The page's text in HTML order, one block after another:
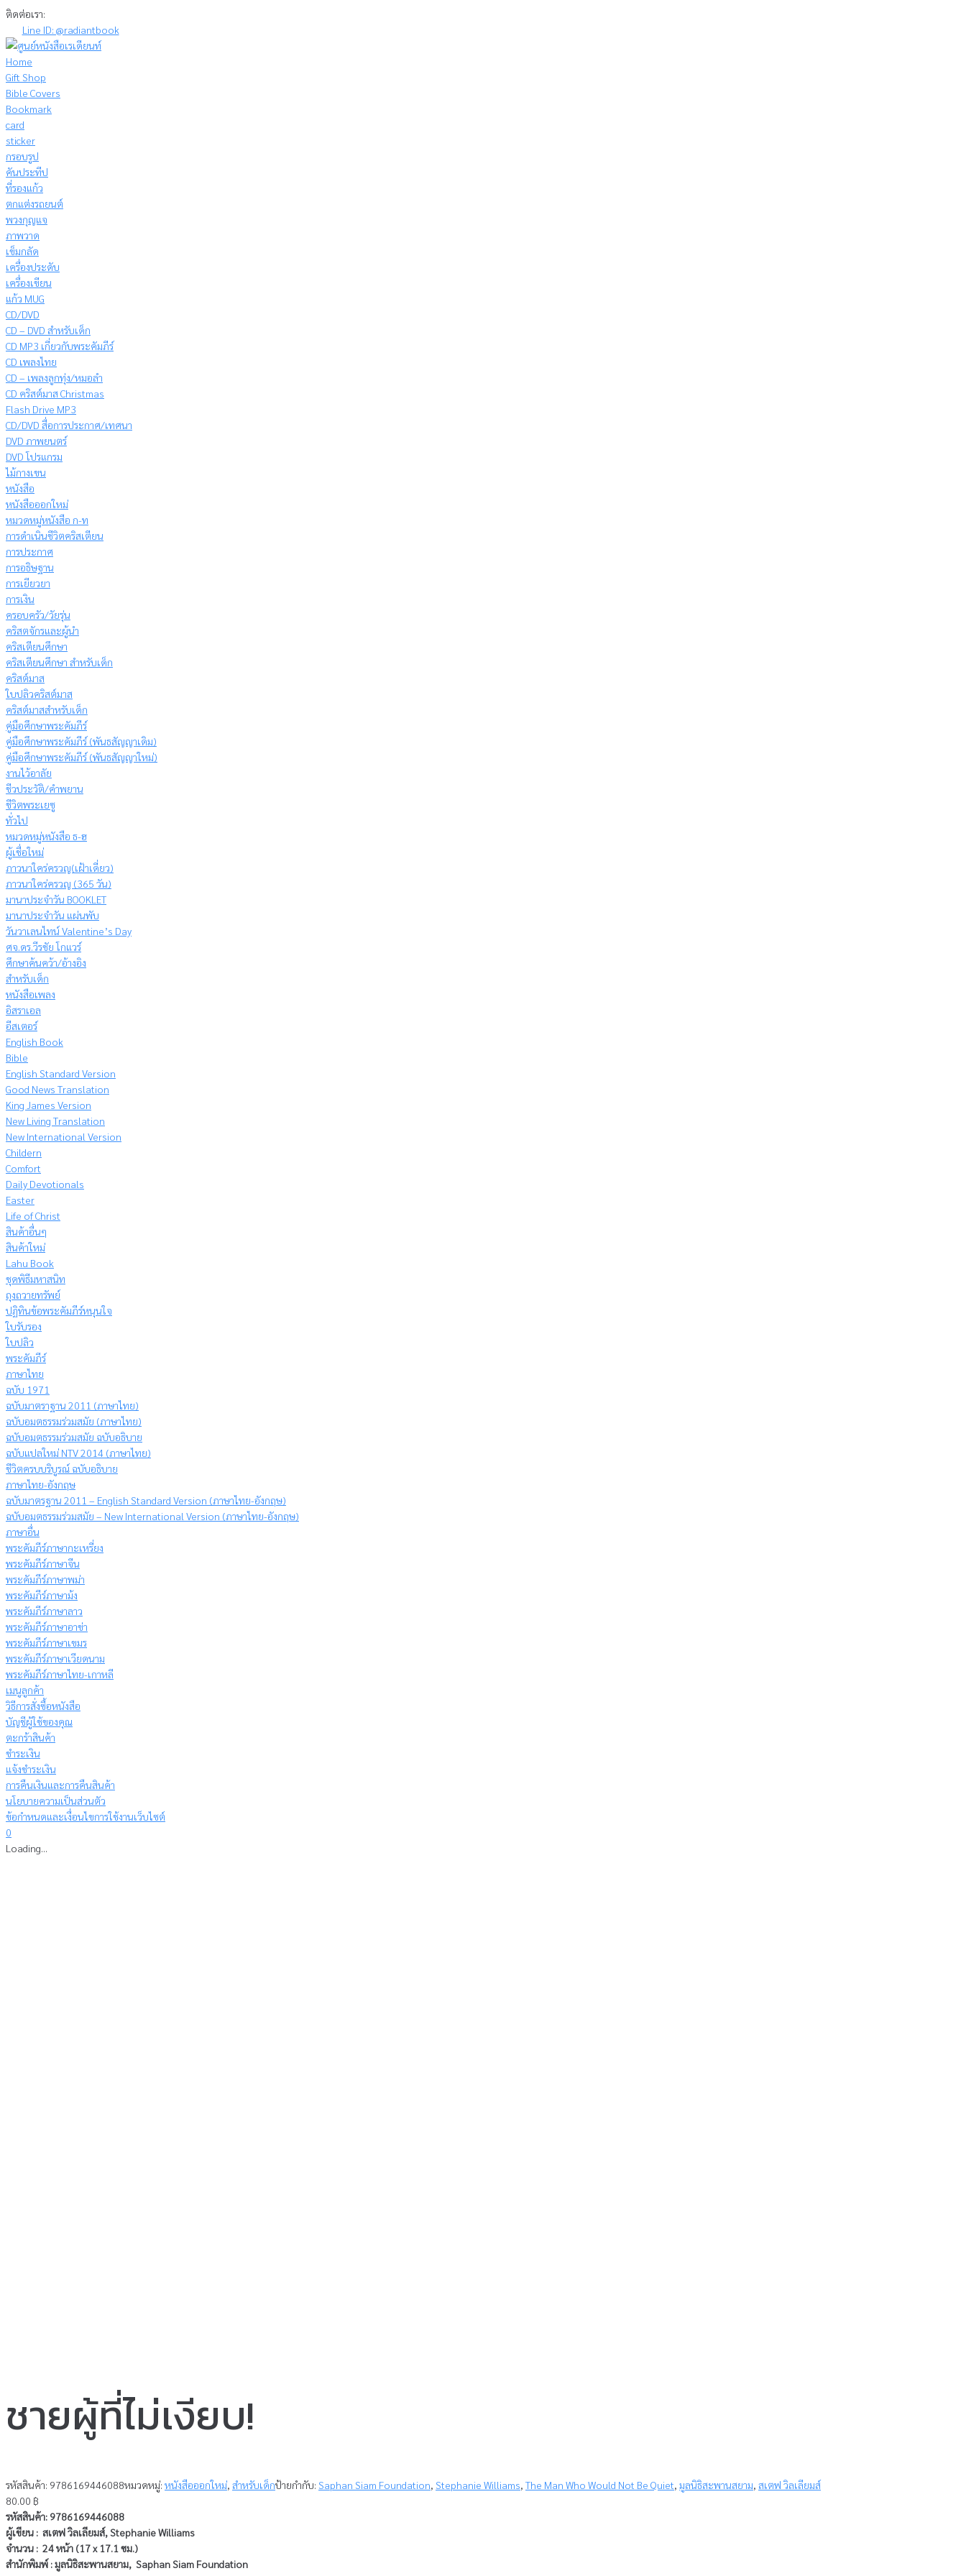
Skip
content
ติดต่อเรา:
Line ID: @radiantbook
Home
Gift Shop
Bible Covers
Bookmark
card
sticker
กรอบรูป
คันประทีป
ที่รองแก้ว
ตกแต่งรถยนต์
พวงกุญแจ
ภาพวาด
เข็มกลัด
เครื่องประดับ
เครื่องเขียน
แก้ว MUG
CD/DVD
CD – DVD สำหรับเด็ก
CD MP3 เกี่ยวกับพระคัมภีร์
CD เพลงไทย
CD – เพลงลูกทุ่ง/หมอลำ
CD คริสต์มาส Christmas
Flash Drive MP3
CD/DVD สื่อการประกาศ/เทศนา
DVD ภาพยนตร์
DVD โปรแกรม
ไม้กางเขน
หนังสือ
หนังสือออกใหม่
หมวดหมู่หนังสือ ก-ท
การดำเนินชีวิตคริสเตียน
การประกาศ
การอธิษฐาน
การเยียวยา
การเงิน
ครอบครัว/วัยรุ่น
คริสตจักรและผู้นำ
คริสเตียนศึกษา
คริสเตียนศึกษา สำหรับเด็ก
คริสต์มาส
ใบปลิวคริสต์มาส
คริสต์มาสสำหรับเด็ก
คู่มือศึกษาพระคัมภีร์
คู่มือศึกษาพระคัมภีร์ (พันธสัญญาเดิม)
คู่มือศึกษาพระคัมภีร์ (พันธสัญญาใหม่)
งานไว้อาลัย
ชีวประวัติ/คำพยาน
ชีวิตพระเยซู
ทั่วไป
หมวดหมู่หนังสือ ธ-ฮ
ผู้เชื่อใหม่
ภาวนาใคร่ครวญ(เฝ้าเดี่ยว)
ภาวนาใคร่ครวญ (365 วัน)
มานาประจำวัน BOOKLET
มานาประจำวัน แผ่นพับ
วันวาเลนไทน์ Valentine’s Day
ศจ.ดร.วีรชัย โกแวร์
ศึกษาค้นคว้า/อ้างอิง
สำหรับเด็ก
หนังสือเพลง
อิสราเอล
อีสเตอร์
English Book
Bible
English Standard Version
Good News Translation
King James Version
New Living Translation
New International Version
Childern
Comfort
Daily Devotionals
Easter
Life of Christ
สินค้าอื่นๆ
สินค้าใหม่
Lahu Book
ชุดพิธีมหาสนิท
ถุงถวายทรัพย์
ปฏิทินข้อพระคัมภีร์หนุนใจ
ใบรับรอง
ใบปลิว
พระคัมภีร์
ภาษาไทย
ฉบับ 1971
ฉบับมาตราฐาน 2011 (ภาษาไทย)
ฉบับอมตธรรมร่วมสมัย (ภาษาไทย)
ฉบับอมตธรรมร่วมสมัย ฉบับอธิบาย
ฉบับแปลใหม่ NTV 2014 (ภาษาไทย)
ชีวิตครบบริบูรณ์ ฉบับอธิบาย
ภาษาไทย-อังกฤษ
ฉบับมาตรฐาน 2011 – English Standard Version (ภาษาไทย-อังกฤษ)
ฉบับอมตธรรมร่วมสมัย – New International Version (ภาษาไทย-อังกฤษ)
ภาษาอื่น
พระคัมภีร์ภาษากะเหรี่ยง
พระคัมภีร์ภาษาจีน
พระคัมภีร์ภาษาพม่า
พระคัมภีร์ภาษาม้ง
พระคัมภีร์ภาษาลาว
พระคัมภีร์ภาษาอาข่า
พระคัมภีร์ภาษาเขมร
พระคัมภีร์ภาษาเวียดนาม
พระคัมภีร์ภาษาไทย-เกาหลี
เมนูลูกค้า
วิธีการสั่งซื้อหนังสือ
บัญชีผู้ใช้ของคุณ
ตะกร้าสินค้า
ชำระเงิน
แจ้งชำระเงิน
การคืนเงินและการคืนสินค้า
นโยบายความเป็นส่วนตัว
ข้อกำหนดและเงื่อนไขการใช้งานเว็บไซต์
0
Loading...
ชายผู้ที่ไม่เงียบ!
รหัสสินค้า: 9786169446088หมวดหมู่: หนังสือออกใหม่, สำหรับเด็กป้ายกำกับ: Saphan Siam Foundation, Stephanie Williams, The Man Who Would Not Be Quiet, มูลนิธิสะพานสยาม, สเตฟ วิลเลียมส์
80.00 ฿
รหัสสินค้า: 9786169446088
ผู้เขียน : สเตฟ วิลเลียมส์, Stephanie Williams
จำนวน : 24 หน้า (17 x 17.1 ซม.)
สำนักพิมพ์ : มูลนิธิสะพานสยาม, Saphan Siam Foundation